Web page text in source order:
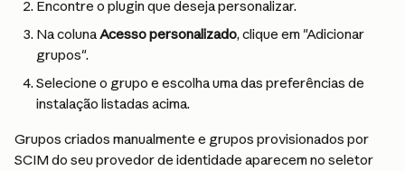
Encontre o plugin que deseja personalizar.
Na coluna Acesso personalizado, clique em "Adicionar
grupos".
Selecione o grupo e escolha uma das preferências de
instalação listadas acima.
Grupos criados manualmente e grupos provisionados por
SCIM do seu provedor de identidade aparecem no seletor